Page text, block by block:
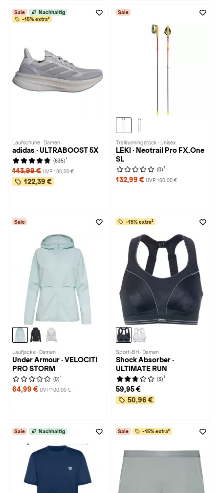
Sale
Nachhaltig
-15% extra²
Laufschuhe · Damen
adidas · ULTRABOOST 5X
(635) 1
143,99 € UVP 180,00 €
122,39 €
Sale
Trailrunningstock · Unisex
LEKI · Neotrail Pro FX.One
SL
(0) 1
132,99 € UVP 160,00 €
Sale
Laufjacke · Damen
Under Armour · VELOCITI
PRO STORM
(0) 1
64,99 € UVP 100,00 €
-15% extra²
Sport-BH · Damen
Shock Absorber ·
ULTIMATE RUN
(3) 1
59,95 €
50,96 €
Sale Nachhaltig Sale -15% extra²